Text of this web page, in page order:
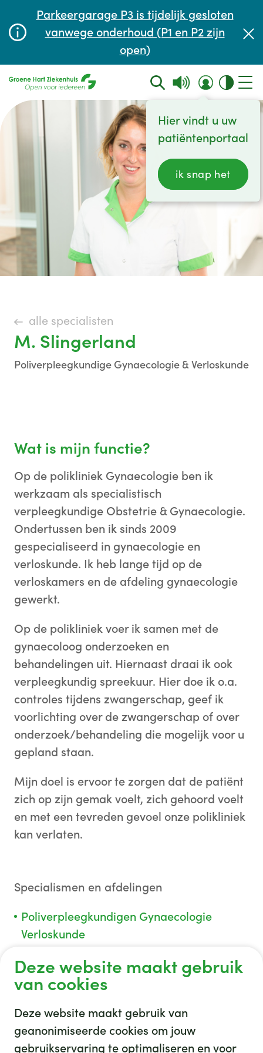
Parkeergarage P3 is tijdelijk gesloten
vanwege onderhoud (P1 en P2 zijn
open)
Hier vindt u uw
patiëntenportaal
ik snap het
Wachttijden
alle specialisten
M. Slingerland
Poliverpleegkundige Gynaecologie & Verloskunde
Wat is mijn functie?
Op de polikliniek Gynaecologie ben ik
werkzaam als specialistisch
verpleegkundige Obstetrie & Gynaecologie.
Ondertussen ben ik sinds 2009
gespecialiseerd in gynaecologie en
verloskunde. Ik heb lange tijd op de
verloskamers en de afdeling gynaecologie
gewerkt.
Op de polikliniek voer ik samen met de
gynaecoloog onderzoeken en
behandelingen uit. Hiernaast draai ik ook
verpleegkundig spreekuur. Hier doe ik o.a.
controles tijdens zwangerschap, geef ik
voorlichting over de zwangerschap of over
onderzoek/behandeling die mogelijk voor u
gepland staan.
Mijn doel is ervoor te zorgen dat de patiënt
zich op zijn gemak voelt, zich gehoord voelt
en met een tevreden gevoel onze polikliniek
kan verlaten.
Specialismen en afdelingen
Poliverpleegkundigen Gynaecologie
Verloskunde
Deze website maakt gebruik
van cookies
Deze website maakt gebruik van
geanonimiseerde cookies om jouw
gebruikservaring te optimaliseren en voor